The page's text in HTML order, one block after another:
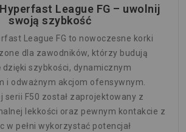
League FG – uwolnij
swoją szybkość
League FG to nowoczesne korki
dla zawodników, którzy budują
szybkości, dynamicznym
i odważnym akcjom ofensywnym.
serii F50 został zaprojektowany z
lekkości oraz pewnym kontakcie z
w pełni wykorzystać potencjał